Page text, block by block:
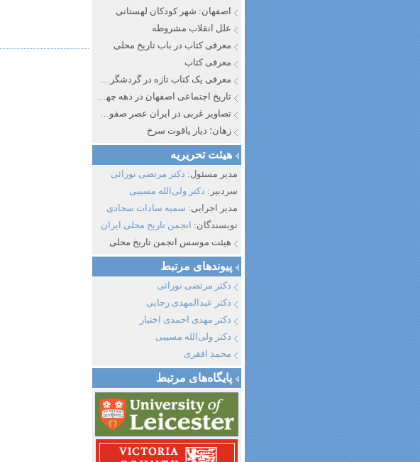
اصفهان: شهر کودکان لهستانی
علل انقلاب مشروطه
معرفی کتاب در باب تاریخ محلی
معرفی کتاب
معرفی یک کتاب تازه در گردشگری اصفهان
تاریخ اجتماعی اصفهان در دهه چهل و پنجاه از نگاه طنز نوروز جمشاد
تصاویر غربی در ایران عصر صفوی و قاجار
زهان؛ دیار یاقوت سرخ
هیئت تحریریه
مدیر مسئول: دکتر مرتضی نورائی
سردبیر: دکتر ولی‌الله مسیبی
مدیر اجرایی: سمیه سادات سجادی
نویسندگان: انجمن تاریخ محلی ایران
هیئت موسس انجمن تاریخ محلی
پیوند‌های مرتبط
دکتر مرتضی نورائی
دکتر عبدالمهدی رجایی
دکتر مهدی احمدی اختیار
دکتر ولی‌الله مسیبی
محمد افقری
پایگاه‌های مرتبط